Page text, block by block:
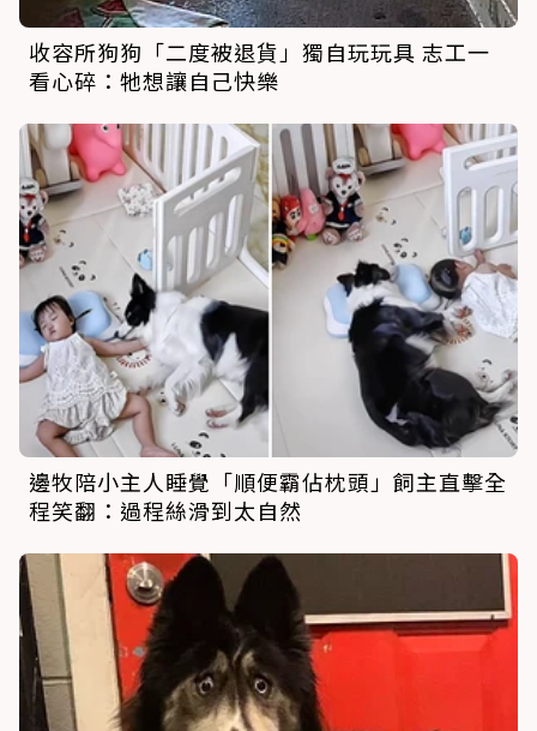
收容所狗狗「二度被退貨」獨自玩玩具 志工一
看心碎：牠想讓自己快樂
邊牧陪小主人睡覺「順便霸佔枕頭」飼主直擊全
程笑翻：過程絲滑到太自然